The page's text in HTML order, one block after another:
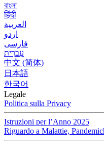
বাংলা
हिंदी
العربية
اردو
فارسی
עִברִית
中文 (简体)
日本語
한국어
Legale
Politica sulla Privacy
Istruzioni per l’Anno 2025
Riguardo a Malattie,